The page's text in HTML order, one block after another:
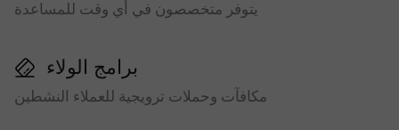
يتوفر متخصصون في أي وقت للمساعدة
برامج الولاء
مكافآت وحملات ترويجية للعملاء النشطين